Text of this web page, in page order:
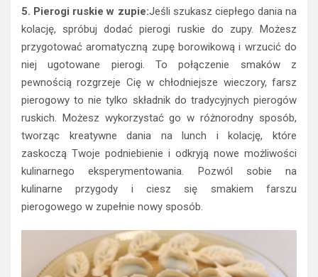
5. Pierogi ruskie w zupie:Jeśli szukasz ciepłego dania na
kolację, spróbuj dodać pierogi ruskie do zupy. Możesz
przygotować aromatyczną zupę borowikową i wrzucić do
niej ugotowane pierogi. To połączenie smaków z
pewnością rozgrzeje Cię w chłodniejsze wieczory, farsz
pierogowy to nie tylko składnik do tradycyjnych pierogów
ruskich. Możesz wykorzystać go w różnorodny sposób,
tworząc kreatywne dania na lunch i kolację, które
zaskoczą Twoje podniebienie i odkryją nowe możliwości
kulinarnego eksperymentowania. Pozwól sobie na
kulinarne przygody i ciesz się smakiem farszu
pierogowego w zupełnie nowy sposób.